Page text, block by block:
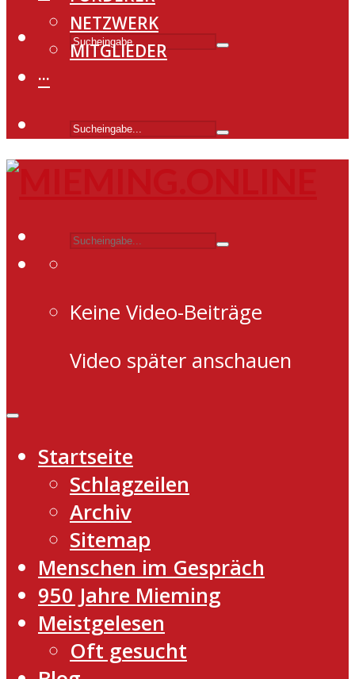
NETZWERK
MITGLIEDER
···
Keine Video-Beiträge
Video später anschauen
Startseite
Schlagzeilen
Archiv
Sitemap
Menschen im Gespräch
950 Jahre Mieming
Meistgelesen
Oft gesucht